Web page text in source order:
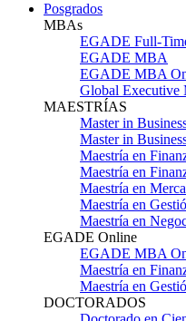
Posgrados
MBAs
EGADE Full-
EGADE MBA
EGADE MBA
Global Executive
MAESTRÍAS
Master in
Master in
Maestría en
Maestría en
Maestría en
Maestría en
Maestría en
EGADE Online
EGADE MBA
Maestría en
Maestría en
DOCTORADOS